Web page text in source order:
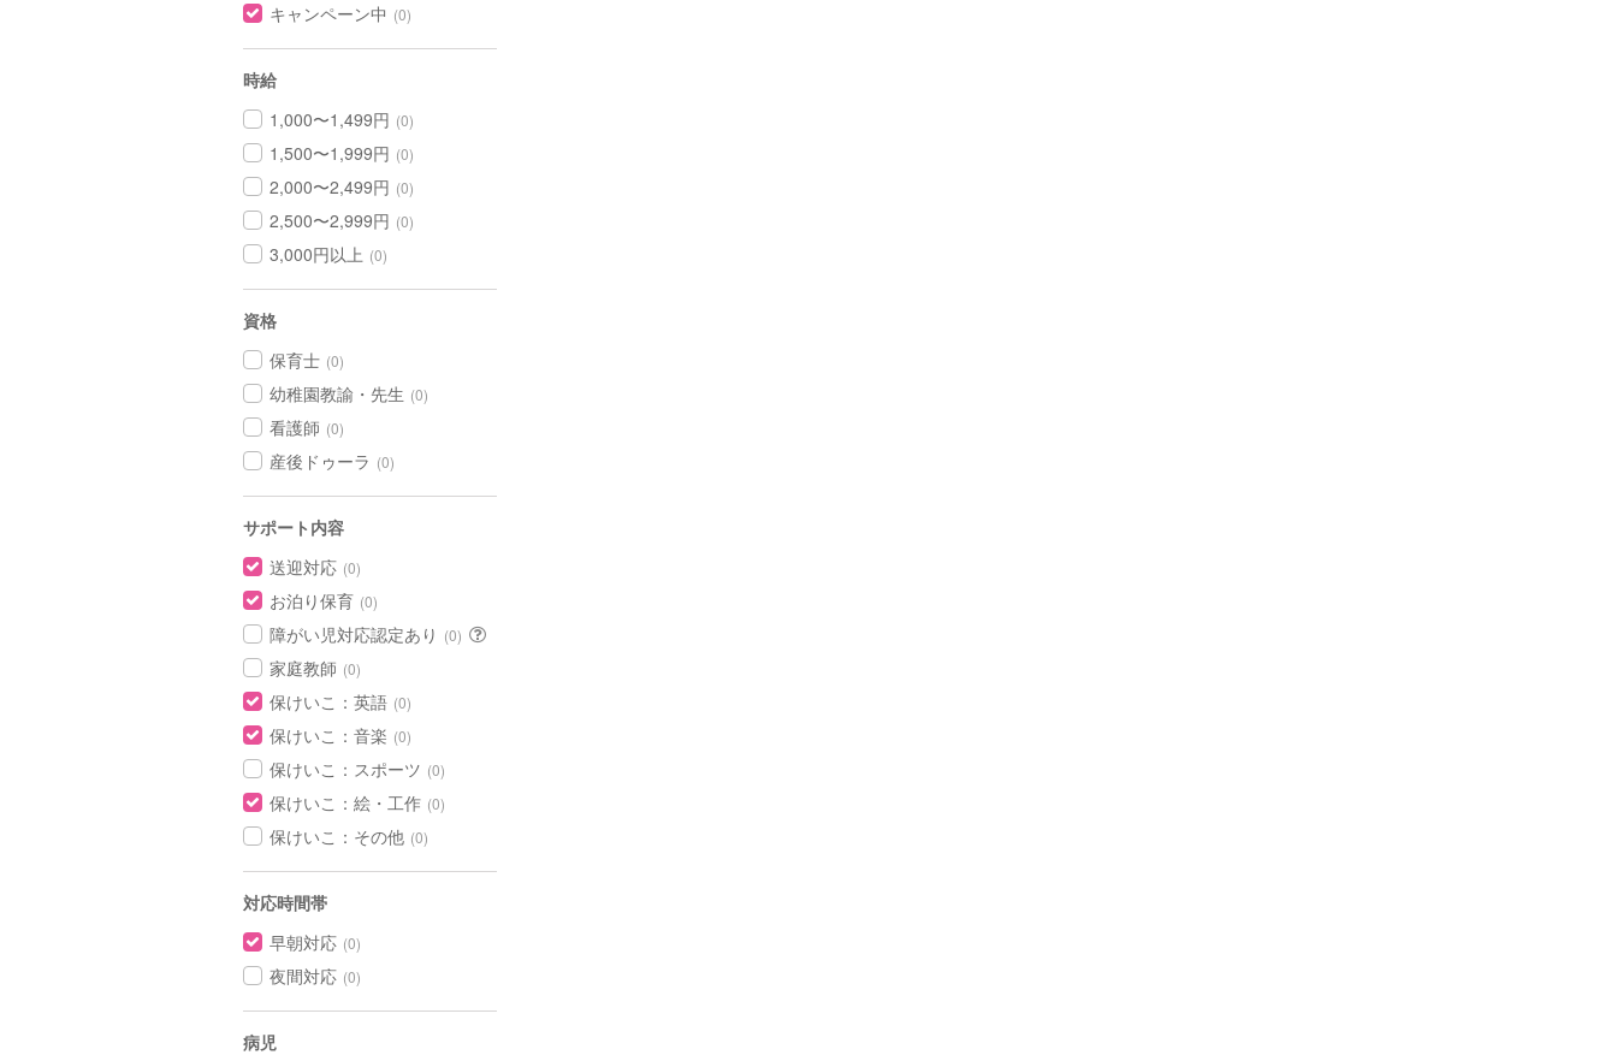
キャンペーン中 (0)
時給
1,000〜1,499円 (0)
1,500〜1,999円 (0)
2,000〜2,499円 (0)
2,500〜2,999円 (0)
3,000円以上 (0)
資格
保育士 (0)
幼稚園教諭・先生 (0)
看護師 (0)
産後ドゥーラ (0)
サポート内容
送迎対応 (0)
お泊り保育 (0)
障がい児対応認定あり (0)
家庭教師 (0)
保けいこ：英語 (0)
保けいこ：音楽 (0)
保けいこ：スポーツ (0)
保けいこ：絵・工作 (0)
保けいこ：その他 (0)
対応時間帯
早朝対応 (0)
夜間対応 (0)
病児